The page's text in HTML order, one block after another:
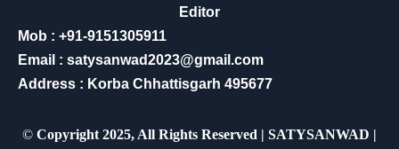
Editor
Mob : +91-9151305911
Email : satysanwad2023@gmail.com
Address : Korba Chhattisgarh 495677
© Copyright 2025, All Rights Reserved | SATYSANWAD |